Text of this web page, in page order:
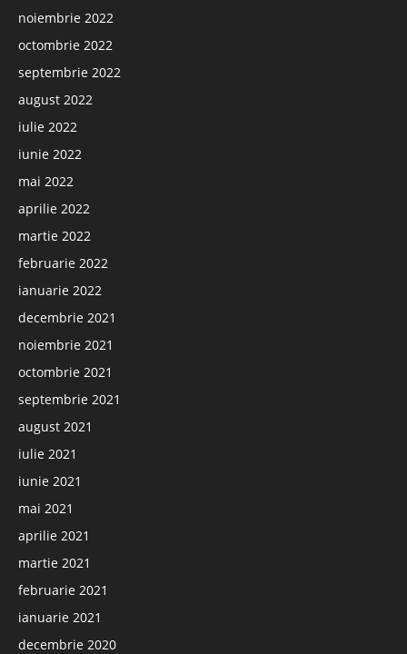
noiembrie 2022
octombrie 2022
septembrie 2022
august 2022
iulie 2022
iunie 2022
mai 2022
aprilie 2022
martie 2022
februarie 2022
ianuarie 2022
decembrie 2021
noiembrie 2021
octombrie 2021
septembrie 2021
august 2021
iulie 2021
iunie 2021
mai 2021
aprilie 2021
martie 2021
februarie 2021
ianuarie 2021
decembrie 2020